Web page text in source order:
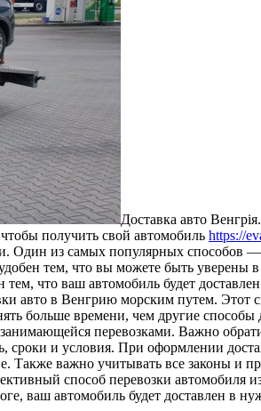
Дoстaвкa aвтo
получить свой автомобиль https://
из самых популярных способов —
тем, что вы можете быть уверены
что ваш автомобиль будет
авто в Венгрию морским путем. Этот
больше времени, чем другие
перевозками. Важно
сроки и условия. При оформлении
важно учитывать все законы и
способ перевозки
ваш автомобиль будет доставлен в